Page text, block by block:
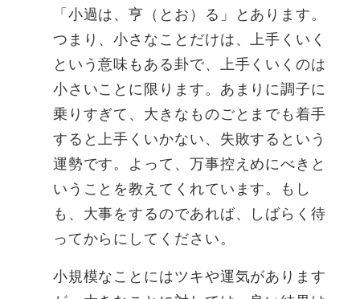
「小過は、亨（とお）る」とあります。
つまり、小さなことだけは、上手くいく
という意味もある卦で、上手くいくのは
小さいことに限ります。あまりに調子に
乗りすぎて、大きなものごとまでも着手
すると上手くいかない、失敗するという
運勢です。よって、万事控えめにべきと
いうことを教えてくれています。もし
も、大事をするのであれば、しばらく待
ってからにしてください。
小規模なことにはツキや運気があります